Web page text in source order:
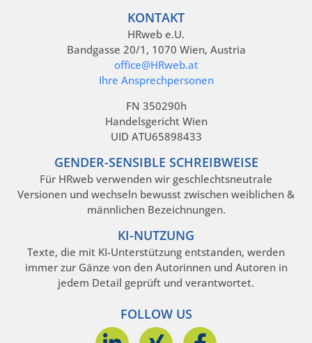
KONTAKT
HRweb e.U.
Bandgasse 20/1, 1070 Wien, Austria
office@HRweb.at
Ihre Ansprechpersonen
FN 350290h
Handelsgericht Wien
UID ATU65898433
GENDER-SENSIBLE SCHREIBWEISE
Für HRweb verwenden wir geschlechtsneutrale
Versionen und wechseln bewusst zwischen weiblichen &
männlichen Bezeichnungen.
KI-NUTZUNG
Texte, die mit KI-Unterstützung entstanden, werden
immer zur Gänze von den Autorinnen und Autoren in
jedem Detail geprüft und verantwortet.
FOLLOW US